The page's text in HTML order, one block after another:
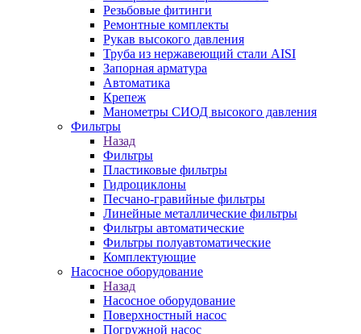
Резьбовые фитинги
Ремонтные комплекты
Рукав высокого давления
Труба из нержавеющий стали AISI
Запорная арматура
Автоматика
Крепеж
Манометры СИОД высокого давления
Фильтры
Назад
Фильтры
Пластиковые фильтры
Гидроциклоны
Песчано-гравийные фильтры
Линейные металлические фильтры
Фильтры автоматические
Фильтры полуавтоматические
Комплектующие
Насосное оборудование
Назад
Насосное оборудование
Поверхностный насос
Погружной насос